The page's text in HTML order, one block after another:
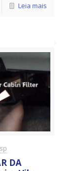
Leia mais
DA